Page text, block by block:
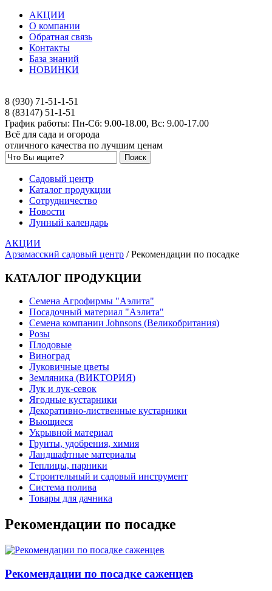
АКЦИИ
О компании
Обратная связь
Контакты
База знаний
НОВИНКИ
8 (930) 71-51-1-51
8 (83147) 51-1-51
График работы: Пн-Сб: 9.00-18.00, Вс: 9.00-17.00
Всё для сада и огорода
отличного качества по лучшим ценам
Садовый центр
Каталог продукции
Сотрудничество
Новости
Лунный календарь
АКЦИИ
Арзамасский садовый центр /Рекомендации по посадке
КАТАЛОГ ПРОДУКЦИИ
Семена Агрофирмы "Аэлита"
Посадочный материал "Аэлита"
Семена компании Johnsons (Великобритания)
Розы
Плодовые
Виноград
Луковичные цветы
Земляника (ВИКТОРИЯ)
Лук и лук-севок
Ягодные кустарники
Декоративно-лиственные кустарники
Вьющиеся
Укрывной материал
Грунты, удобрения, химия
Ландшафтные материалы
Теплицы, парники
Строительный и садовый инструмент
Система полива
Товары для дачника
Рекомендации по посадке
Рекомендации по посадке саженцев